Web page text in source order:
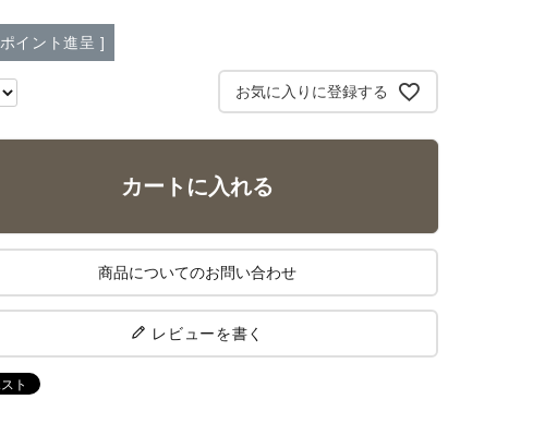
ポイント進呈 ]
お気に入りに登録する
カートに入れる
商品についてのお問い合わせ
レビューを書く